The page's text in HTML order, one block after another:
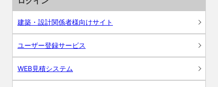
建築・設計関係者様向けサイト
ユーザー登録サービス
WEB見積システム